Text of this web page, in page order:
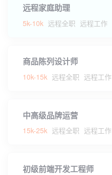
远程家庭助理
5k-10k 远程全职 远程工作
商品陈列设计师
10k-15k 远程全职 远程工作
中高级品牌运营
15k-25k 远程全职 远程工作
初级前端开发工程师